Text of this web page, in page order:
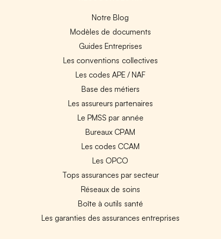
Notre Blog
Modèles de documents
Guides Entreprises
Les conventions collectives
Les codes APE / NAF
Base des métiers
Les assureurs partenaires
Le PMSS par année
Bureaux CPAM
Les codes CCAM
Les OPCO
Tops assurances par secteur
Réseaux de soins
Boîte à outils santé
Les garanties des assurances entreprises